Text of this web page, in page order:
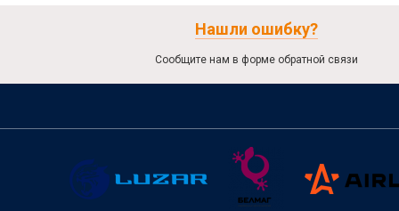
Нашли ошибку?
Сообщите нам в форме обратной связи